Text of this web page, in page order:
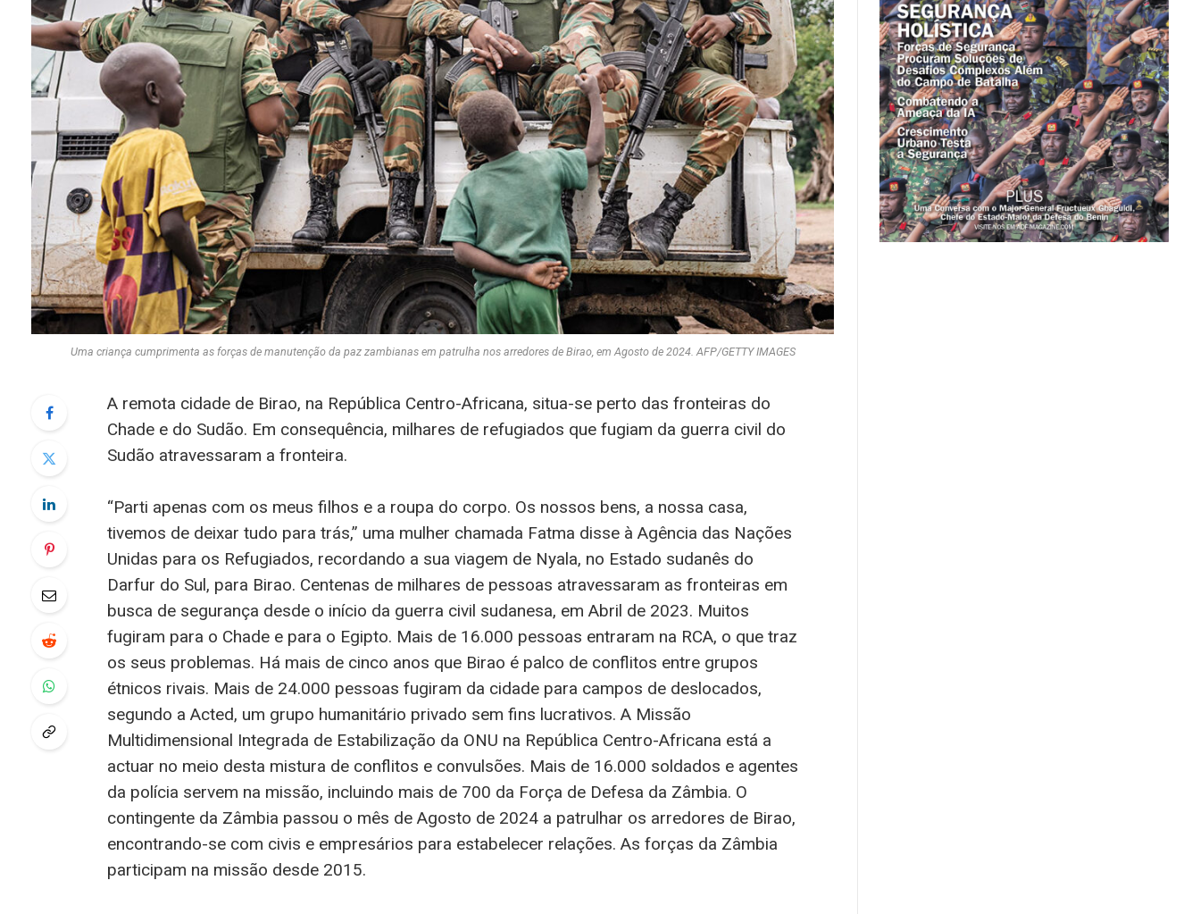
Uma criança cumprimenta as forças de manutenção da paz zambianas em patrulha nos arredores de Birao, em Agosto de 2024. AFP/GETTY IMAGES
A remota cidade de Birao, na República Centro-Africana, situa-se perto das fronteiras do
Chade e do Sudão. Em consequência, milhares de refugiados que fugiam da guerra civil do
Sudão atravessaram a fronteira.
“Parti apenas com os meus filhos e a roupa do corpo. Os nossos bens, a nossa casa,
tivemos de deixar tudo para trás,” uma mulher chamada Fatma disse à Agência das Nações
Unidas para os Refugiados, recordando a sua viagem de Nyala, no Estado sudanês do
Darfur do Sul, para Birao. Centenas de milhares de pessoas atravessaram as fronteiras em
busca de segurança desde o início da guerra civil sudanesa, em Abril de 2023. Muitos
fugiram para o Chade e para o Egipto. Mais de 16.000 pessoas entraram na RCA, o que traz
os seus problemas. Há mais de cinco anos que Birao é palco de conflitos entre grupos
étnicos rivais. Mais de 24.000 pessoas fugiram da cidade para campos de deslocados,
segundo a Acted, um grupo humanitário privado sem fins lucrativos. A Missão
Multidimensional Integrada de Estabilização da ONU na República Centro-Africana está a
actuar no meio desta mistura de conflitos e convulsões. Mais de 16.000 soldados e agentes
da polícia servem na missão, incluindo mais de 700 da Força de Defesa da Zâmbia. O
contingente da Zâmbia passou o mês de Agosto de 2024 a patrulhar os arredores de Birao,
encontrando-se com civis e empresários para estabelecer relações. As forças da Zâmbia
participam na missão desde 2015.